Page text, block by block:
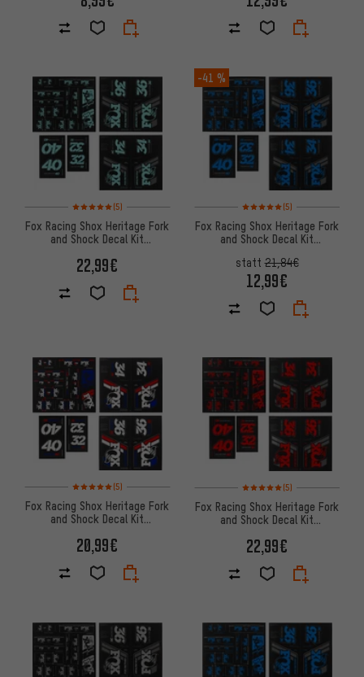
Bewertungen: 5 von 5 basierend auf 5 Bewertungen
(5)
Fox Racing Shox Heritage Fork
and Shock Decal Kit
22,99€
-41 %
Bewertungen: 5 von 5
(5)
Fox Racing Shox Heritage Fork
and Shock Decal Kit
statt21,84€
12,99€
Bewertungen: 5 von 5 basierend auf 5 Bewertungen
(5)
Fox Racing Shox Heritage Fork
and Shock Decal Kit
20,99€
Bewertungen: 5 von 5
(5)
Fox Racing Shox Heritage Fork
and Shock Decal Kit
22,99€